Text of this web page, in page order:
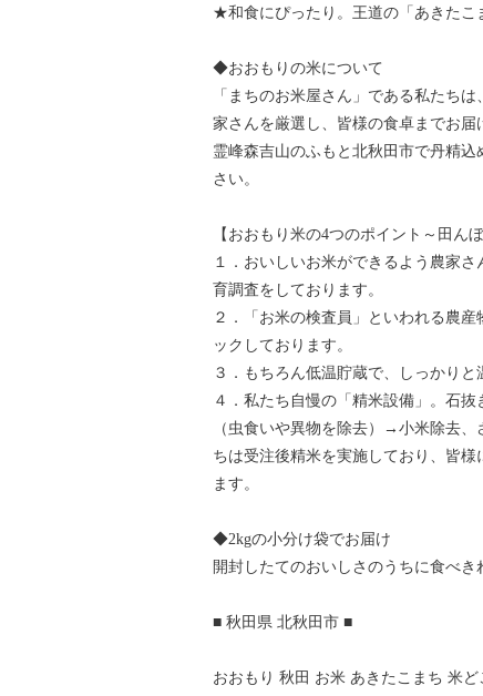
★和食にぴったり。王道の「あきたこ
◆おおもりの米について
「まちのお米屋さん」である私たち
家さんを厳選し、皆様の食卓までお届
霊峰森吉山のふもと北秋田市で丹精
さい。
【おおもり米の4つのポイント～田ん
１．おいしいお米ができるよう農家
育調査をしております。
２．「お米の検査員」といわれる農
ックしております。
３．もちろん低温貯蔵で、しっかり
４．私たち自慢の「精米設備」。石
（虫食いや異物を除去）→小米除去
ちは受注後精米を実施しており、皆
ます。
◆2kgの小分け袋でお届け
開封したてのおいしさのうちに食べき
■ 秋田県 北秋田市 ■
おおもり 秋田 お米 あきたこまち 米